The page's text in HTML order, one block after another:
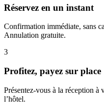
Réservez en un instant
Confirmation immédiate, sans
Annulation gratuite.
3
Profitez, payez sur place
Présentez-vous à la réception à
l’hôtel.